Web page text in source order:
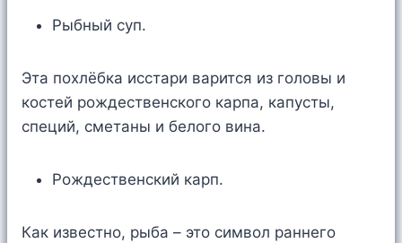
Рыбный суп.
Эта похлёбка исстари варится из головы и
костей рождественского карпа, капусты,
специй, сметаны и белого вина.
Рождественский карп.
Как известно, рыба – это символ раннего